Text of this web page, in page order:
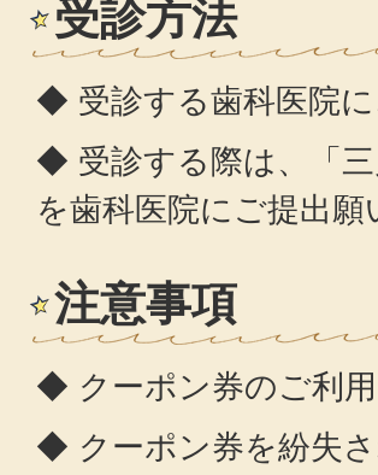
受診方法
◆ 受診する歯科医院
◆ 受診する際は、「
を歯科医院にご提出願
注意事項
◆ クーポン券のご利
◆ クーポン券を紛失